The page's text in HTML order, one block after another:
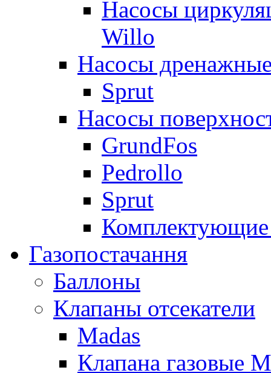
Насосы
Willo
Насосы
Sprut
Насосы
GrundFos
Pedrollo
Sprut
Комплектующие
Газопостачання
Баллоны
Клапаны отсекатели
Madas
Клапана газовые